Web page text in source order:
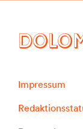
Impressum